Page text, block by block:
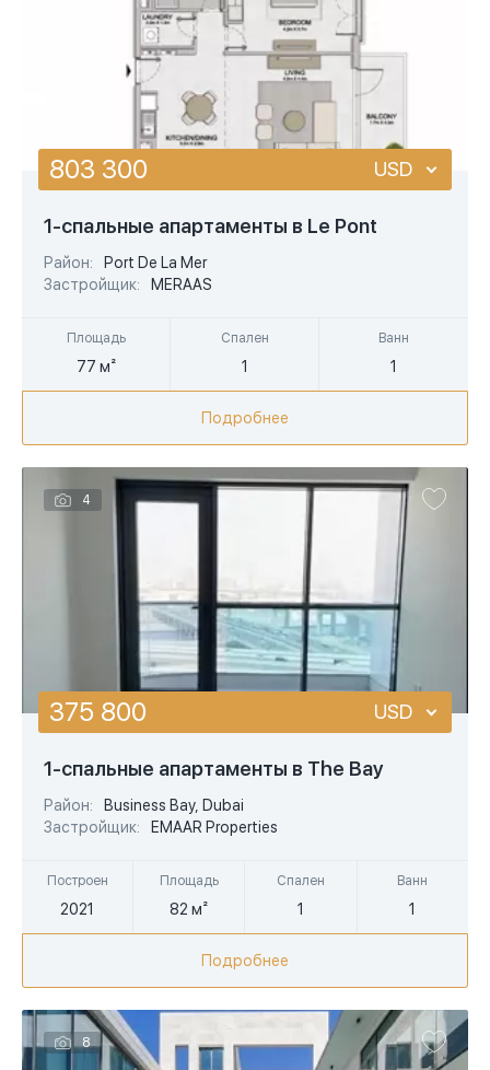
1-спальные апартаменты в Le Pont
Район:
Port De La Mer
Застройщик:
MERAAS
Площадь
77 м²
Спален
1
Ванн
1
803 300 USD
Подробнее
4
1-спальные апартаменты в The Bay
Район:
Business Bay, Dubai
Застройщик:
EMAAR Properties
Построен
2021
Площадь
82 м²
Спален
1
Ванн
1
375 800 USD
Подробнее
8